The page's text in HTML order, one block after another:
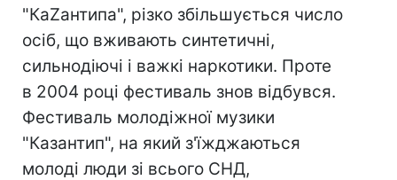
"КаZантипа", різко збільшується число
осіб, що вживають синтетичні,
сильнодіючі і важкі наркотики. Проте
в 2004 році фестиваль знов відбувся.
Фестиваль молодіжної музики
"Казантип", на який з'їжджаються
молоді люди зі всього СНД,